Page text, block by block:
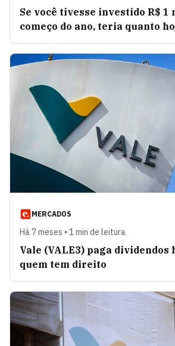
Se você tivesse investido R$ 1
começo do ano, teria quanto
MERCADOS
Há 7 meses • 1 min de leitura
Vale (VALE3) paga dividendos
quem tem direito